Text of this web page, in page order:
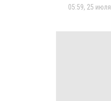
05:59, 25 июля